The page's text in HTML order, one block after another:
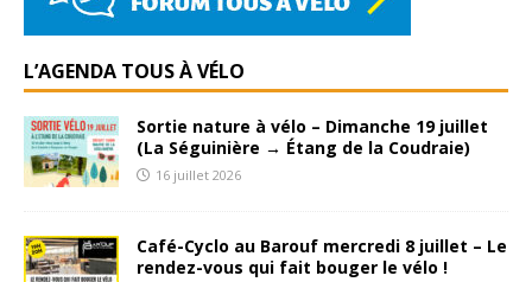
L’AGENDA TOUS À VÉLO
Sortie nature à vélo – Dimanche 19 juillet
(La Séguinière → Étang de la Coudraie)
16 juillet 2026
Café-Cyclo au Barouf mercredi 8 juillet – Le
rendez-vous qui fait bouger le vélo !